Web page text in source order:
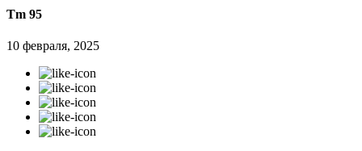
Tm 95
10 февраля, 2025